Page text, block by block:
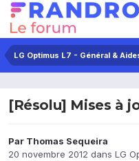
LG Optimus L7 - Général &
[Résolu] Mises à
Par Thomas Sequeira
20 novembre 2012 dans LG